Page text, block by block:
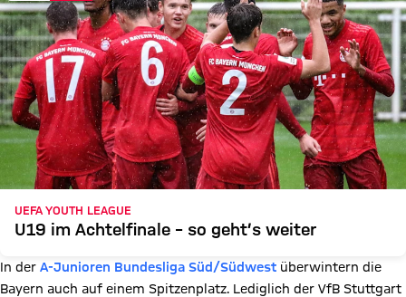
UEFA YOUTH LEAGUE
U19 im Achtelfinale – so geht’s weiter
In der A-Junioren Bundesliga Süd/Südwest überwintern die
Bayern auch auf einem Spitzenplatz. Lediglich der VfB Stuttgart